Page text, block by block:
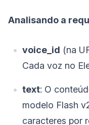
Analisando a
voice_id (na
Cada voz no
text: O
modelo Flash
caracteres por